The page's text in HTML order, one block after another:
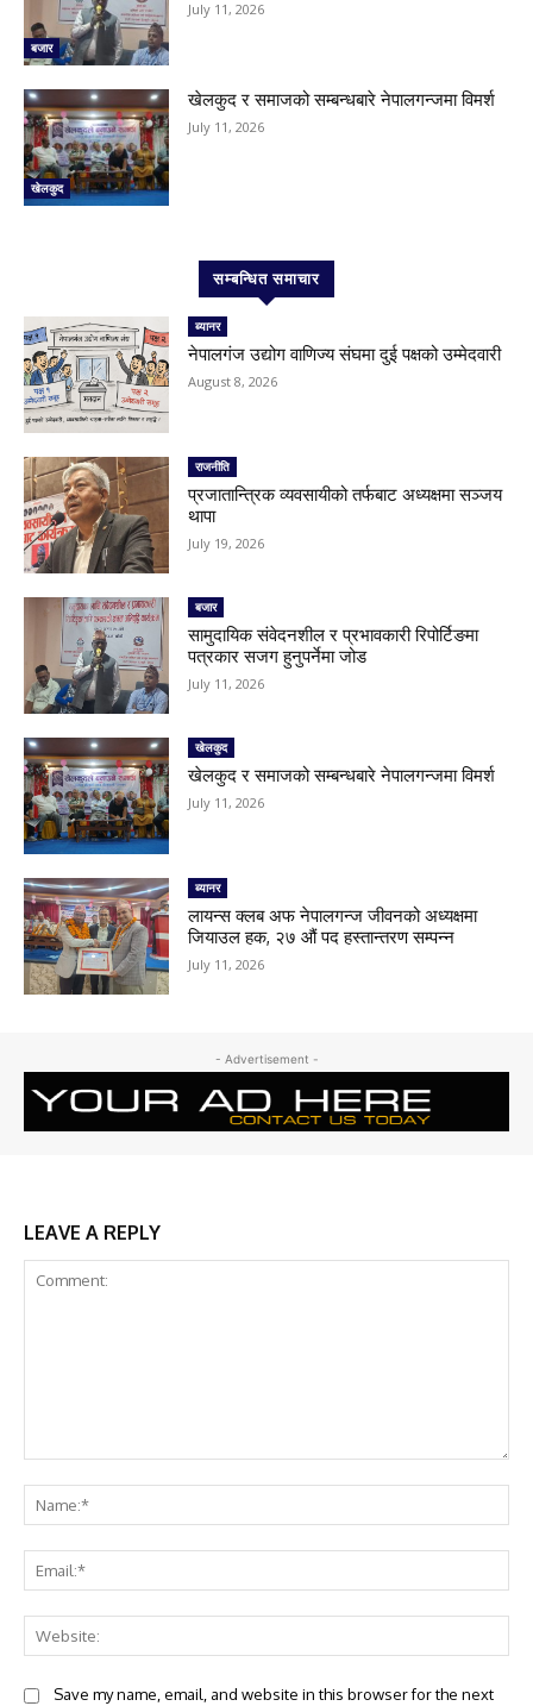
बजार
July 11, 2026
खेलकुद
खेलकुद र समाजको सम्बन्धबारे नेपालगन्जमा विमर्श
July 11, 2026
सम्बन्धित समाचार
ब्यानर
नेपालगंज उद्योग वाणिज्य संघमा दुई पक्षको उम्मेदवारी
August 8, 2026
राजनीति
प्रजातान्त्रिक व्यवसायीको तर्फबाट अध्यक्षमा सञ्जय
थापा
July 19, 2026
बजार
सामुदायिक संवेदनशील र प्रभावकारी रिपोर्टिङमा
पत्रकार सजग हुनुपर्नेमा जोड
July 11, 2026
खेलकुद
खेलकुद र समाजको सम्बन्धबारे नेपालगन्जमा विमर्श
July 11, 2026
ब्यानर
लायन्स क्लब अफ नेपालगन्ज जीवनको अध्यक्षमा
जियाउल हक, २७ औं पद हस्तान्तरण सम्पन्न
July 11, 2026
- Advertisement -
LEAVE A REPLY
Save my name, email, and website in this browser for the next